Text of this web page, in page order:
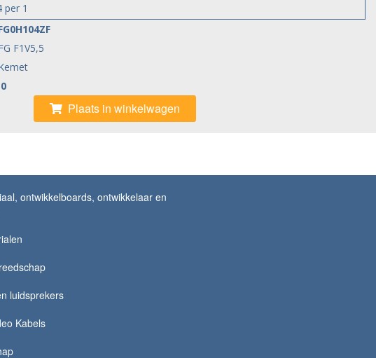
per 1
F1V5,5
0
Plaats in winkelwagen
ontwikkelboards, ontwikkelaar en
luidsprekers
Kabels